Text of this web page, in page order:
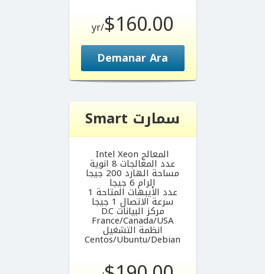
$160.00
/yr
Demanar Ara
سمارت Smart
المعالج Intel Xeon
عدد المعالجات 8 انوية
مساحة الهارد 200 جيجا
الرام 6 جيجا
عدد الأيبهات المتاحة 1
سرعة الاتصال 1 جيجا
مركز البيانات D.C
France/Canada/USA
انظمة التشغيل
Centos/Ubuntu/Debian